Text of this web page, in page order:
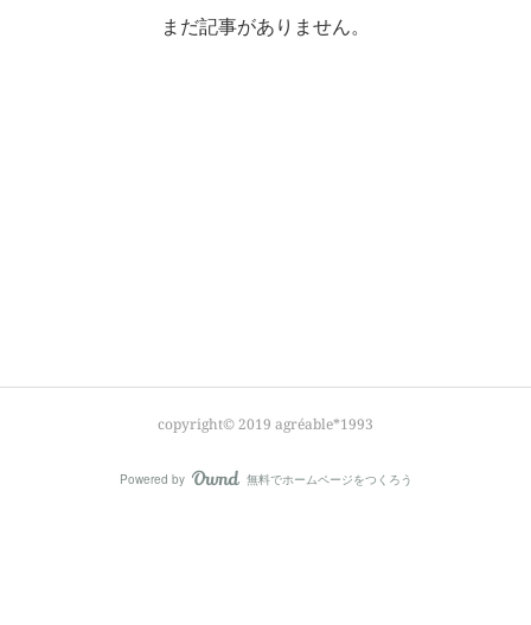
まだ記事がありません。
copyright© 2019 agréable*1993
Powered by AmebaOwnd
無料でホームページをつくろう